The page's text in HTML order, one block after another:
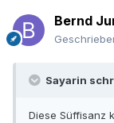
Bernd
Sayarin
Diese Süffisanz